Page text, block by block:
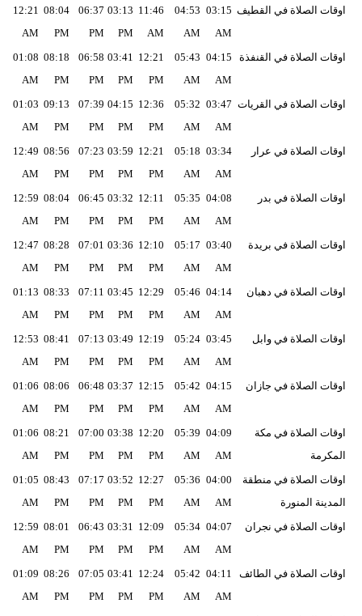
اوقات الصلاة في القطيف 03:15
AM
04:53
AM
11:46
AM
03:13
PM
06:37
PM
08:04
PM
12:21
AM
اوقات الصلاة في القنفذة
04:15
AM
05:43
AM
12:21
PM
03:41
PM
06:58
PM
08:18
PM
01:08
AM
اوقات الصلاة في القريات 03:47
AM
05:32
AM
12:36
PM
04:15
PM
07:39
PM
09:13
PM
01:03
AM
اوقات الصلاة في عرار
03:34
AM
05:18
AM
12:21
PM
03:59
PM
07:23
PM
08:56
PM
12:49
AM
اوقات الصلاة في بدر
04:08
AM
05:35
AM
12:11
PM
03:32
PM
06:45
PM
08:04
PM
12:59
AM
اوقات الصلاة في بريدة
03:40
AM
05:17
AM
12:10
PM
03:36
PM
07:01
PM
08:28
PM
12:47
AM
اوقات الصلاة في دهبان
04:14
AM
05:46
AM
12:29
PM
03:45
PM
07:11
PM
08:33
PM
01:13
AM
اوقات الصلاة في وابل
03:45
AM
05:24
AM
12:19
PM
03:49
PM
07:13
PM
08:41
PM
12:53
AM
اوقات الصلاة في جازان
04:15
AM
05:42
AM
12:15
PM
03:37
PM
06:48
PM
08:06
PM
01:06
AM
اوقات الصلاة في مكة
المكرمة
04:09
AM
05:39
AM
12:20
PM
03:38
PM
07:00
PM
08:21
PM
01:06
AM
اوقات الصلاة في منطقة
المدينة المنورة
04:00
AM
05:36
AM
12:27
PM
03:52
PM
07:17
PM
08:43
PM
01:05
AM
اوقات الصلاة في نجران
04:07
AM
05:34
AM
12:09
PM
03:31
PM
06:43
PM
08:01
PM
12:59
AM
اوقات الصلاة في الطائف
04:11
AM
05:42
AM
12:24
PM
03:41
PM
07:05
PM
08:26
PM
01:09
AM